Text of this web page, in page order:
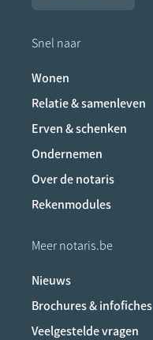
Snel naar
Wonen
Relatie & samenleven
Erven & schenken
Ondernemen
Over de notaris
Rekenmodules
Meer notaris.be
Nieuws
Brochures & infofiches
Veelgestelde vragen